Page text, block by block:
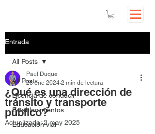
Entrada
All Posts
Licencia de conducir
Establecimientos
Educación vial
All Posts
¿Qué es una dirección de
tránsito y transporte
público?
Paul Duque
28 ene 2024 2 min de lectura
Actualizado:2 may 2025